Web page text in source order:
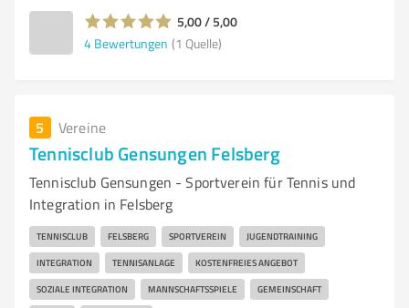
5,00 / 5,00
4 Bewertungen (1 Quelle)
5 Vereine
Tennisclub Gensungen Felsberg
Tennisclub Gensungen - Sportverein für Tennis und
Integration in Felsberg
TENNISCLUB FELSBERG SPORTVEREIN JUGENDTRAINING
INTEGRATION TENNISANLAGE KOSTENFREIES ANGEBOT
SOZIALE INTEGRATION MANNSCHAFTSSPIELE GEMEINSCHAFT